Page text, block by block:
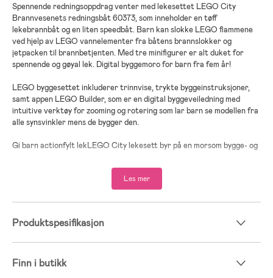
Spennende redningsoppdrag venter med lekesettet LEGO City
Brannvesenets redningsbåt 60373, som inneholder en tøff
lekebrannbåt og en liten speedbåt. Barn kan slokke LEGO flammene
ved hjelp av LEGO vannelementer fra båtens brannslokker og
jetpacken til brannbetjenten. Med tre minifigurer er alt duket for
spennende og gøyal lek. Digital byggemoro for barn fra fem år!
LEGO byggesettet inkluderer trinnvise, trykte byggeinstruksjoner,
samt appen LEGO Builder, som er en digital byggeveiledning med
intuitive verktøy for zooming og rotering som lar barn se modellen fra
alle synsvinkler mens de bygger den.
Gi barn actionfylt lekLEGO City lekesett byr på en morsom bygge- og
fartøy og gøyale figurer som inspirerer til fantasifull og actionfylt lek.
– Legg ut på heroiske oppdrag med lekesettet LEGO City
Brannvesenets redningsbåt 60373
– Inkluderer en brannbåt, en liten speedbåt og tre minifigurer
brannkonstabel-jetpack
– Båten er 8 cm høy, 23 cm lang og 7 cm bred
Les mer
Produktspesifikasjon
Finn i butikk